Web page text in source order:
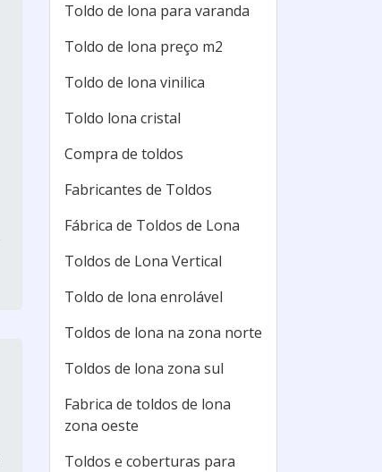
Toldo de lona para varanda
Toldo de lona preço m2
Toldo de lona vinilica
Toldo lona cristal
Compra de toldos
Fabricantes de Toldos
Fábrica de Toldos de Lona
Toldos de Lona Vertical
Toldo de lona enrolável
Toldos de lona na zona norte
Toldos de lona zona sul
Fabrica de toldos de lona
zona oeste
Toldos e coberturas para